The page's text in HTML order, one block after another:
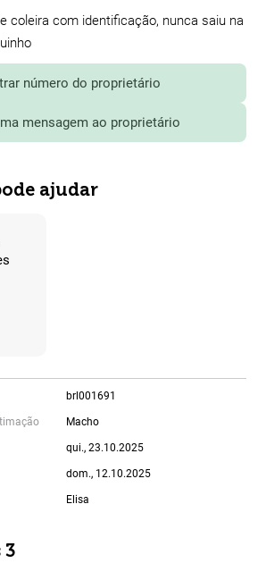
coleira com identificação, nunca saiu na
número do proprietário
mensagem ao proprietário
ajudar
brl001691
Macho
qui., 23.10.2025
dom., 12.10.2025
Elisa
3